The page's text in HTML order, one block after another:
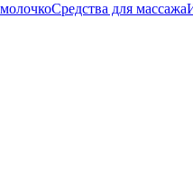
Средства для массажа